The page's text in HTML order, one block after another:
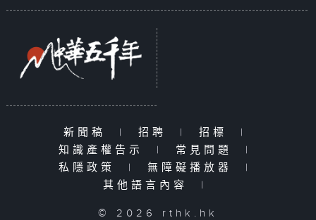
新聞稿 | 招聘 | 招標
|
知識產權告示
| 常見問題
|
私隱政策
| 無障礙播放器
|
其他語言內容
|
© 2026 rthk.hk